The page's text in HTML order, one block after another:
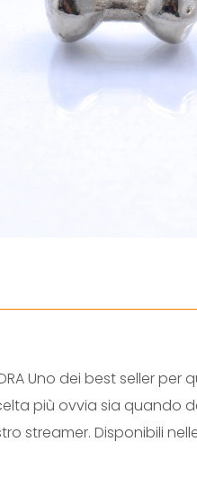
Uno dei best
più ovvia sia quando
streamer. Disponibili